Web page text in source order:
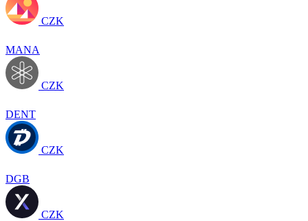
CZK
MANA
CZK
DENT
CZK
DGB
CZK